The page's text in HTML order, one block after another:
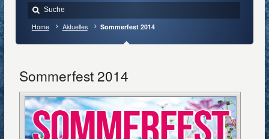
Home Aktuelles Sommerfest 2014
Sommerfest 2014